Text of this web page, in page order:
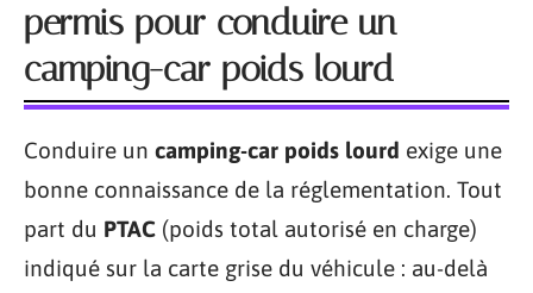
permis pour conduire un
camping-car poids lourd
Conduire un camping-car poids lourd exige une
bonne connaissance de la réglementation. Tout
part du PTAC (poids total autorisé en charge)
indiqué sur la carte grise du véhicule : au-delà